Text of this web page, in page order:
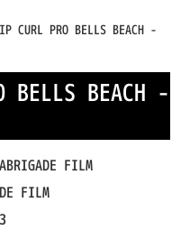
CURL PRO BELLS BEACH -
BELLS BEACH -
FILM
FILM